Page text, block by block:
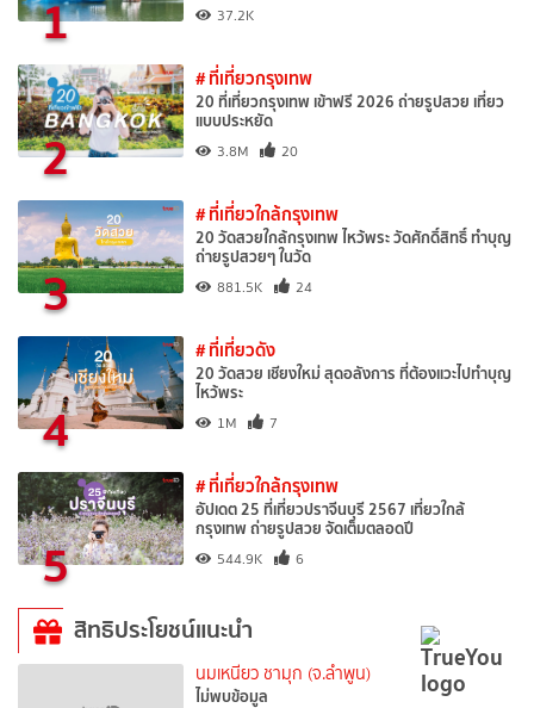
1 37.2K
2
# ที่เที่ยวกรุงเทพ
20 ที่เที่ยวกรุงเทพ เข้าฟรี 2026 ถ่ายรูปสวย เที่ยว
แบบประหยัด
3.8M 20
3
# ที่เที่ยวใกล้กรุงเทพ
20 วัดสวยใกล้กรุงเทพ ไหว้พระ วัดศักดิ์สิทธิ์ ทำบุญ
ถ่ายรูปสวยๆ ในวัด
881.5K 24
4
# ที่เที่ยวดัง
20 วัดสวย เชียงใหม่ สุดอลังการ ที่ต้องแวะไปทำบุญ
ไหว้พระ
1M 7
5
# ที่เที่ยวใกล้กรุงเทพ
อัปเดต 25 ที่เที่ยวปราจีนบุรี 2567 เที่ยวใกล้
กรุงเทพ ถ่ายรูปสวย จัดเต็มตลอดปี
544.9K 6
สิทธิประโยชน์แนะนำ
นมเหนียว ชามุก (จ.ลำพูน)
ไม่พบข้อมูล